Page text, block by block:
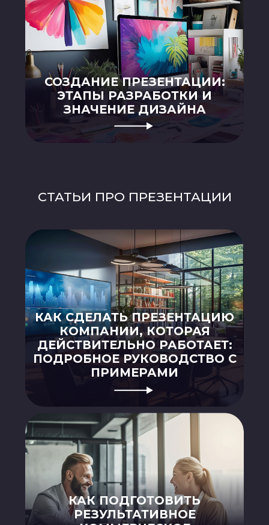
ИСКУССТВО ПРЕЗЕНТАЦИИ
ПРОДУКТА: КАК СОЗДАТЬ
ПРОДАЮЩУЮ ИСТОРИЮ
КАК ПОДГОТОВИТЬ
РЕЗУЛЬТАТИВНОЕ
КОММЕРЧЕСКОЕ
ПРЕДЛОЖЕНИЕ: ПОДРОБНОЕ
РУКОВОДСТВО С ПРИМЕРАМИ
Создание, поддержка и
продвижение сайтов в Узбекистане
ПОЛИГРАФИЯ
СОГЛАШЕНИЕ